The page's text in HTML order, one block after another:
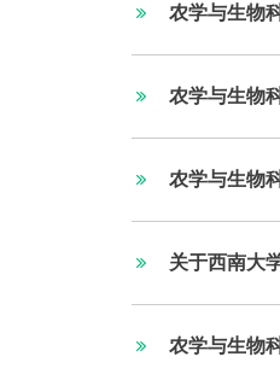
农学与生物
农学与生物
农学与生物
关于西南大
农学与生物